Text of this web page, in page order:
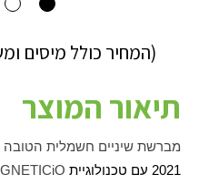
(המחיר כולל מיסים
תיאור המוצר
מברשת שיניים חשמלית הטובה
2021 עם טכנולוגיית
iO